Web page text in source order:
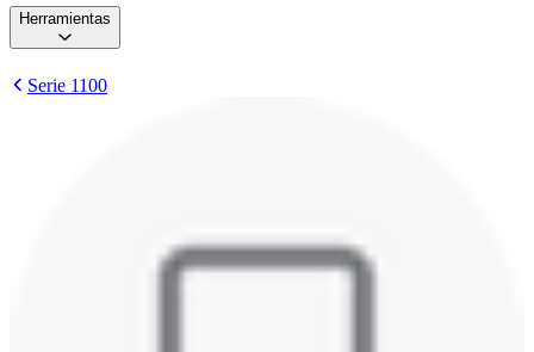
Herramientas
Serie 1100